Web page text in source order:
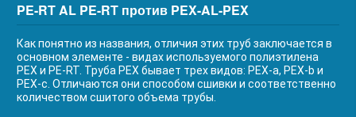
PE-RT AL PE-RT против PEX-AL-PEX
Как понятно из названия, отличия этих труб заключается в
основном элементе - видах используемого полиэтилена
PEX и PE-RT. Труба PEX бывает трех видов: PEX-a, PEX-b и
PEX-c. Отличаются они способом сшивки и соответственно
количеством сшитого объема трубы.